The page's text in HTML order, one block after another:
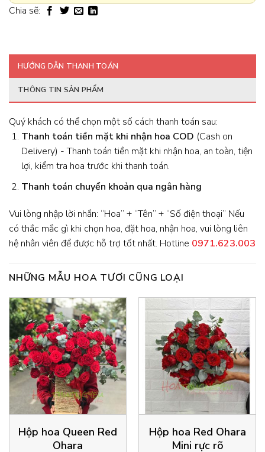
Chia sẽ:
HƯỚNG DẪN THANH TOÁN
THÔNG TIN SẢN PHẨM
Quý khách có thể chọn một số cách thanh toán sau:
Thanh toán tiền mặt khi nhận hoa COD (Cash on
Delivery) - Thanh toán tiền mặt khi nhận hoa, an toàn, tiện
lợi, kiểm tra hoa trước khi thanh toán.
Thanh toán chuyển khoản qua ngân hàng
Vui lòng nhập lời nhắn: “Hoa” + “Tên” + “Số điện thoại” Nếu
có thắc mắc gì khi chọn hoa, đặt hoa, nhận hoa, vui lòng liên
hệ nhân viên để được hỗ trợ tốt nhất. Hotline 0971.623.003
NHỮNG MẪU HOA TƯƠI CŨNG LOẠI
Hộp hoa Queen Red
Ohara
Hộp hoa Red Ohara
Mini rực rõ